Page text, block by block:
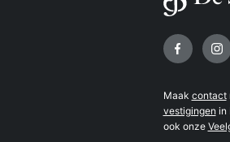
Volg ons op
Maak contact
vestigingen in
ook onze